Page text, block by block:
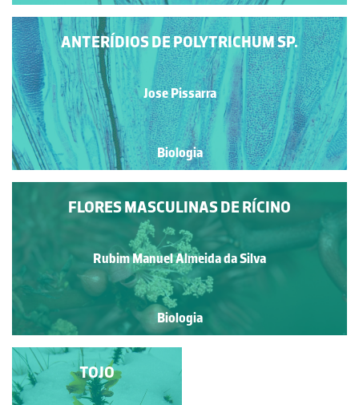
ANTERÍDIOS DE POLYTRICHUM SP.
Jose Pissarra
Biologia
FLORES MASCULINAS DE RÍCINO
Rubim Manuel Almeida da Silva
Biologia
PLANTAS DE DUNAS E
AREAIS
TOJO